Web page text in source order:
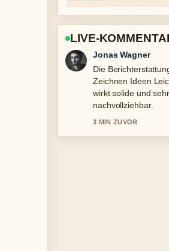
LIVE-
Lena Schmidt
Gute
in Deutschland
Mehr Medien sollten
5 MIN ZUVOR